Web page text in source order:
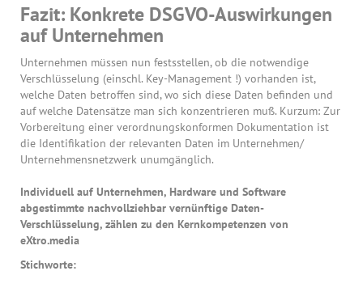
Fazit: Konkrete DSGVO-Auswirkungen
auf Unternehmen
Unternehmen müssen nun festsstellen, ob die notwendige
Verschlüsselung (einschl. Key-Management !) vorhanden ist,
welche Daten betroffen sind, wo sich diese Daten befinden und
auf welche Datensätze man sich konzentrieren muß. Kurzum: Zur
Vorbereitung einer verordnungskonformen Dokumentation ist
die Identifikation der relevanten Daten im Unternehmen/
Unternehmensnetzwerk unumgänglich.
Individuell auf Unternehmen, Hardware und Software
abgestimmte nachvollziehbar vernünftige Daten-
Verschlüsselung, zählen zu den Kernkompetenzen von
eXtro.media
Stichworte: